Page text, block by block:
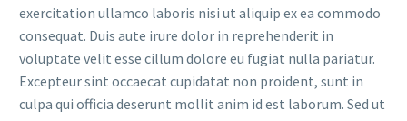
exercitation ullamco laboris nisi ut aliquip ex ea commodo
consequat. Duis aute irure dolor in reprehenderit in
voluptate velit esse cillum dolore eu fugiat nulla pariatur.
Excepteur sint occaecat cupidatat non proident, sunt in
culpa qui officia deserunt mollit anim id est laborum. Sed ut